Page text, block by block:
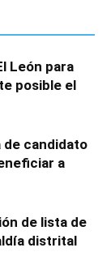
León para
posible el
de candidato
a
de lista de
distrital